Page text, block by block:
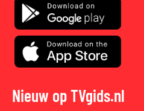
Nieuw op TVgids.nl